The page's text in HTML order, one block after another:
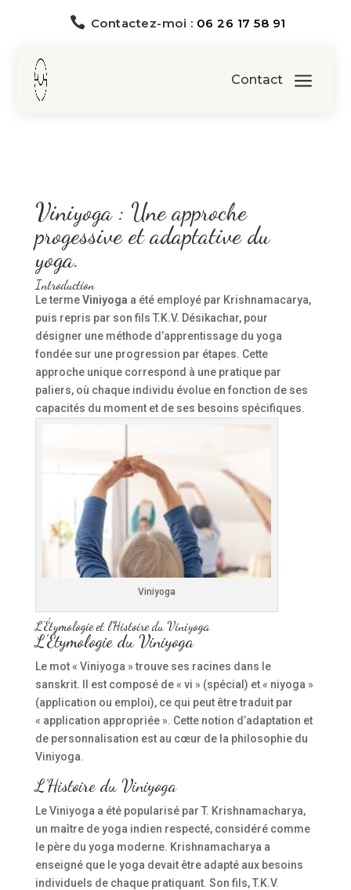
Contact a
 Contactez-moi : 06 26 17 58 91
Viniyoga : Une approche
progessive et adaptative du
yoga.
Introduction
Le termeViniyoga a été employé par Krishnamacarya,
puis repris par son fils T.K.V. Désikachar, pour
désigner une méthode d’apprentissage du yoga
fondée sur une progression par étapes. Cette
approche unique correspond à une pratique par
paliers, où chaque individu évolue en fonction de ses
capacités du moment et de ses besoins spécifiques.
Viniyoga
L’Étymologie et l’Histoire du Viniyoga
L’Étymologie du Viniyoga
Le mot « Viniyoga » trouve ses racines dans le
sanskrit. Il est composé de « vi » (spécial) et « niyoga »
(application ou emploi), ce qui peut être traduit par
« application appropriée ». Cette notion d’adaptation et
de personnalisation est au cœur de la philosophie du
Viniyoga.
L’Histoire du Viniyoga
Le Viniyoga a été popularisé par T. Krishnamacharya,
un maître de yoga indien respecté, considéré comme
le père du yoga moderne. Krishnamacharya a
enseigné que le yoga devait être adapté aux besoins
individuels de chaque pratiquant. Son fils, T.K.V.